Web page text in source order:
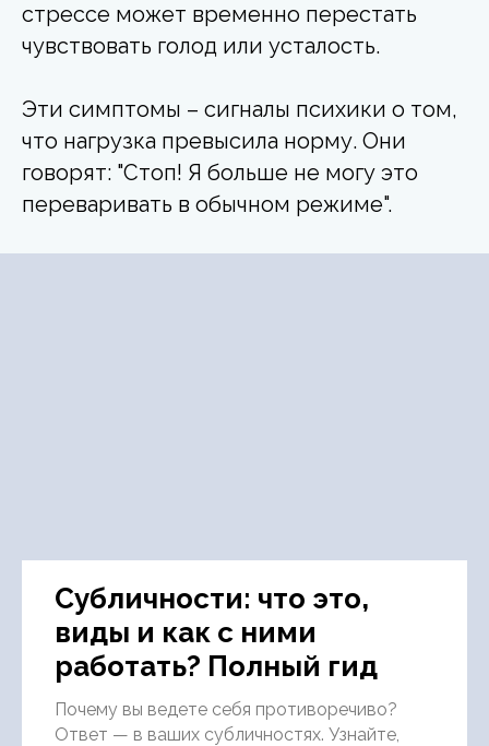
стрессе может временно перестать
чувствовать голод или усталость.
Эти симптомы – сигналы психики о том,
что нагрузка превысила норму. Они
говорят: "Стоп! Я больше не могу это
переваривать в обычном режиме".
Субличности: что это,
виды и как с ними
работать? Полный гид
Почему вы ведете себя противоречиво?
Ответ — в ваших субличностях. Узнайте,